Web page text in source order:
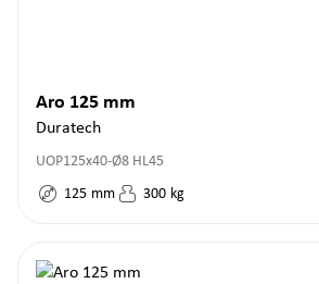
Aro 125 mm
Duratech
UOP125x40-Ø8 HL45
125 mm 300 kg